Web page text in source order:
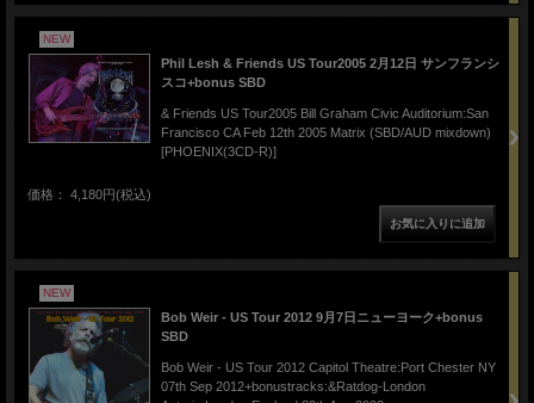
NEW
Phil Lesh & Friends US Tour2005 2月12日 サンフランシ
スコ+bonus SBD
& Friends US Tour2005 Bill Graham Civic Auditorium:San
Francisco CA Feb 12th 2005 Matrix (SBD/AUD mixdown)
[PHOENIX(3CD-R)]
価格： 4,180円(税込)
NEW
Bob Weir - US Tour 2012 9月7日ニューヨーク+bonus
SBD
Bob Weir - US Tour 2012 Capitol Theatre:Port Chester NY
07th Sep 2012+bonustracks:&Ratdog-London